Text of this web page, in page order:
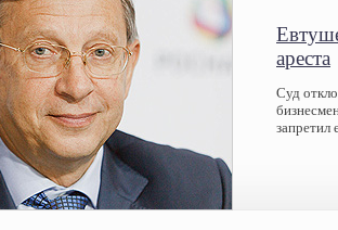
ареста
Суд
запретил